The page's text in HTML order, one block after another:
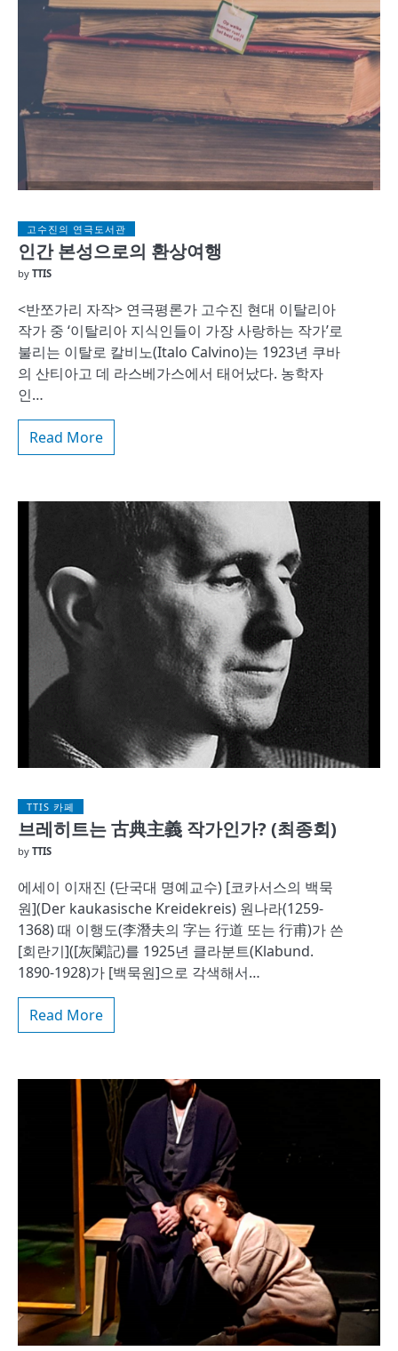
고수진의 연극도서관
인간 본성으로의 환상여행
by TTIS
<반쪼가리 자작> 연극평론가 고수진 현대 이탈리아
작가 중 ‘이탈리아 지식인들이 가장 사랑하는 작가’로
불리는 이탈로 칼비노(Italo Calvino)는 1923년 쿠바
의 산티아고 데 라스베가스에서 태어났다. 농학자
인…
Read More
TTIS 카페
브레히트는 古典主義 작가인가? (최종회)
by TTIS
에세이 이재진 (단국대 명예교수) [코카서스의 백묵
원](Der kaukasische Kreidekreis) 원나라(1259-
1368) 때 이행도(李潛夫의 字는 行道 또는 行甫)가 쓴
[회란기]([灰闌記)를 1925년 클라분트(Klabund.
1890-1928)가 [백묵원]으로 각색해서…
Read More